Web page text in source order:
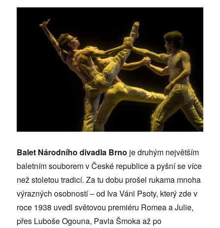
Balet Národního divadla Brno je druhým největším
baletním souborem v České republice a pyšní se více
než stoletou tradicí. Za tu dobu prošel rukama mnoha
výrazných osobností – od Iva Váni Psoty, který zde v
roce 1938 uvedl světovou premiéru Romea a Julie,
přes Luboše Ogouna, Pavla Šmoka až po